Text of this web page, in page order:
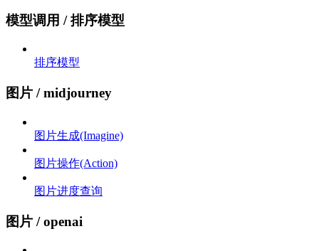
模型调用 / 排序模型
排序模型
图片 / midjourney
图片生成(Imagine)
图片操作(Action)
图片进度查询
图片 / openai